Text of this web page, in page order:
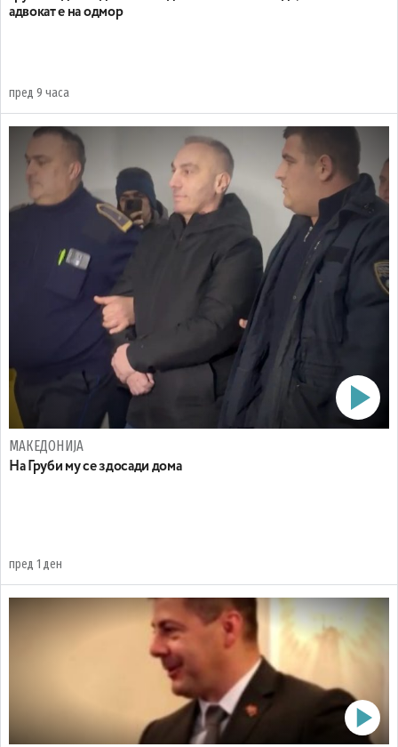
адвокат е на одмор
пред 9 часа
МАКЕДОНИЈА
На Груби му се здосади дома
пред 1 ден